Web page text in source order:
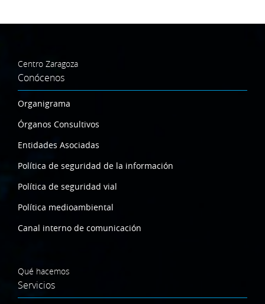
Centro Zaragoza
Conócenos
Organigrama
Órganos Consultivos
Entidades Asociadas
Política de seguridad de la información
Política de seguridad vial
Política medioambiental
Canal interno de comunicación
Qué hacemos
Servicios